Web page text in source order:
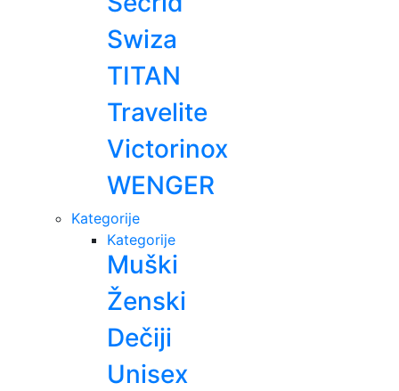
Swiza
TITAN
Travelite
Victorinox
WENGER
Kategorije
Kategorije
Muški
Ženski
Dečiji
Unisex